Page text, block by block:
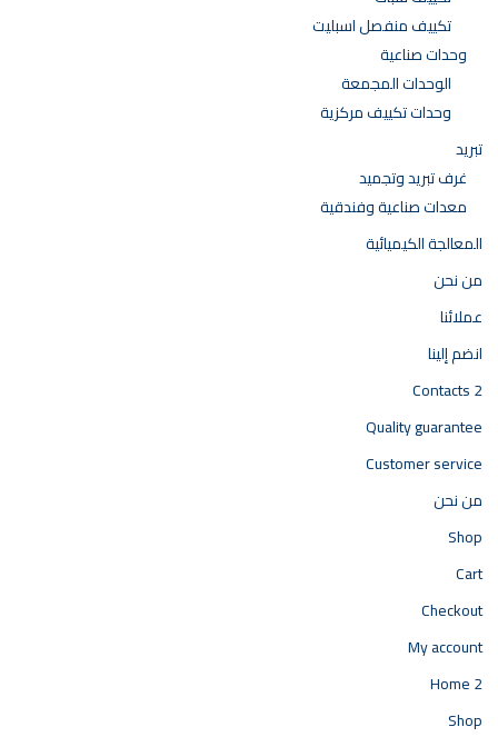
تكييف منفصل اسبليت
وحدات صناعية
الوحدات المجمعة
وحدات تكييف مركزية
تبريد
غرف تبريد وتجميد
معدات صناعية وفندقية
المعالجة الكيميائية
من نحن
عملائنا
انضم إلينا
Contacts 2
Quality guarantee
Customer service
من نحن
Shop
Cart
Checkout
My account
Home 2
Shop